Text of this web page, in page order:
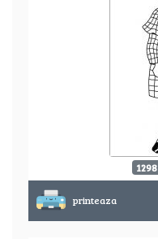
printeaza